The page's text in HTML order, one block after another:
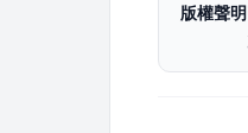
版權聲明